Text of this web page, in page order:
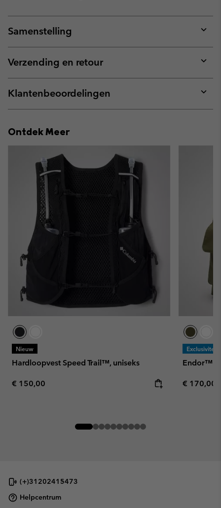
Samenstelling
or
Verzending en retour
or
Klantenbeoordelingen
or
Ontdek Meer
Nieuw
Hardloopvest Speed Trail™, uniseks
Regular price:
€ 150,00
Exclusiviteit
Endor™
Regular
€ 170,00
(+)31202415473
Helpcentrum